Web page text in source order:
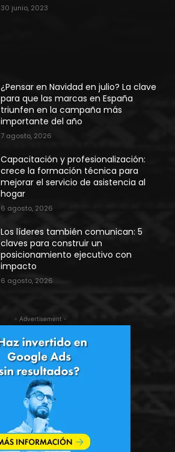
30 junio, 2023
¿Pensar en Navidad en julio? La clave
para que las marcas en España
triunfen en la campaña más
importante del año
7 agosto, 2026
Capacitación y profesionalización:
crece la formación técnica para
mejorar el servicio de asistencia al
hogar
6 agosto, 2026
Los líderes también comunican: 5
claves para construir un
posicionamiento ejecutivo con
impacto
6 agosto, 2026
- Advertisement -